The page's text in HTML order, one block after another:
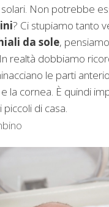
solari. Non potrebbe
? Ci stupiamo tanto
da sole,
realtà dobbiamo
le parti
la cornea. È quindi
di casa.